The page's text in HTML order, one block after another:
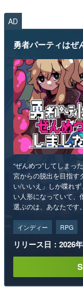
AD
勇者パーティはぜ
“ぜんめつ”してしまっ
宮からの脱出を目指す
い/いいえ」しか喋れ
い人形になっていて
選ぶのは、あなたです。
インディー RPG
リリース日：2026